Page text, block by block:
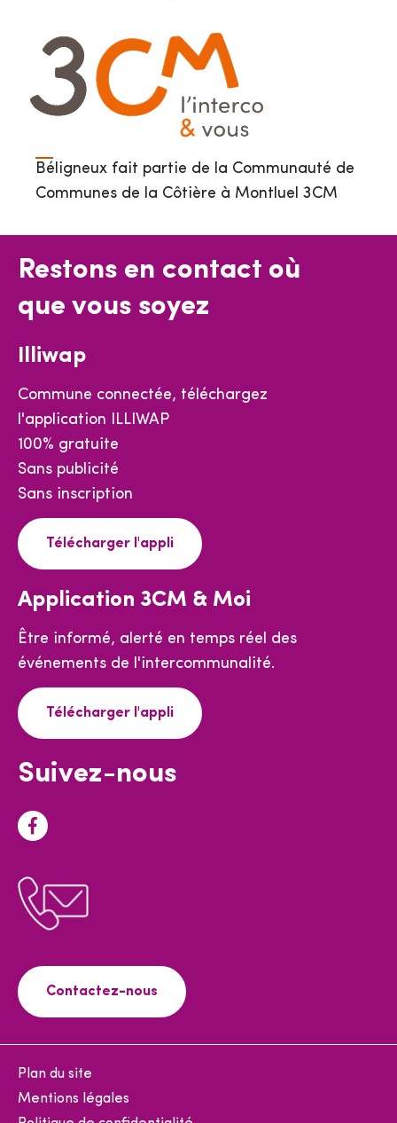
Béligneux fait partie de la Communauté de
Communes de la Côtière à Montluel 3CM
Restons en contact où
que vous soyez
Illiwap
Commune connectée, téléchargez
l'application ILLIWAP
100% gratuite
Sans publicité
Sans inscription
Télécharger l'appli
Application 3CM & Moi
Être informé, alerté en temps réel des
événements de l'intercommunalité.
Télécharger l'appli
Suivez-nous
F
c
e
k
Contactez-nous
Plan du site
Mentions légales